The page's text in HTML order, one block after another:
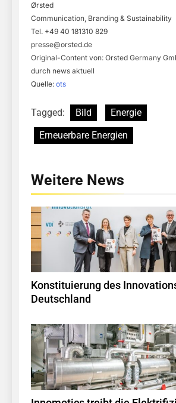
Ørsted
Communication, Branding & Sustainability
Tel. +49 40 181310 829
presse@orsted.de
Original-Content von: Orsted Germany
durch news aktuell
Quelle: ots
Tagged: Bild
Energie
Erneuerbare Energien
Weitere News
Konstituierung des
Deutschland